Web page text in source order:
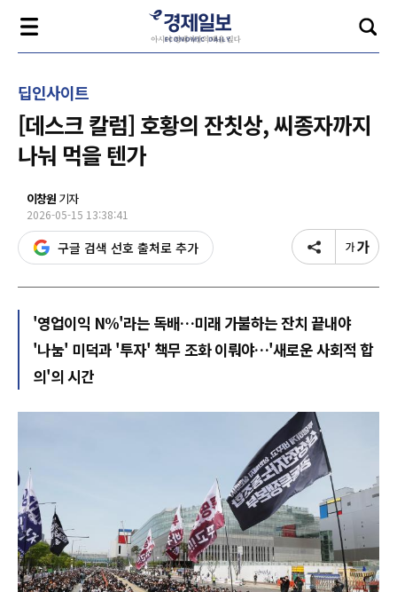
딥인사이트
[데스크 칼럼] 호황의 잔칫상, 씨종자까지
나눠 먹을 텐가
이창원 기자
2026-05-15 13:38:41
구글 검색 선호 출처로 추가
'영업이익 N%'라는 독배…미래 가불하는 잔치 끝내야
'나눔' 미덕과 '투자' 책무 조화 이뤄야…'새로운 사회적 합
의'의 시간